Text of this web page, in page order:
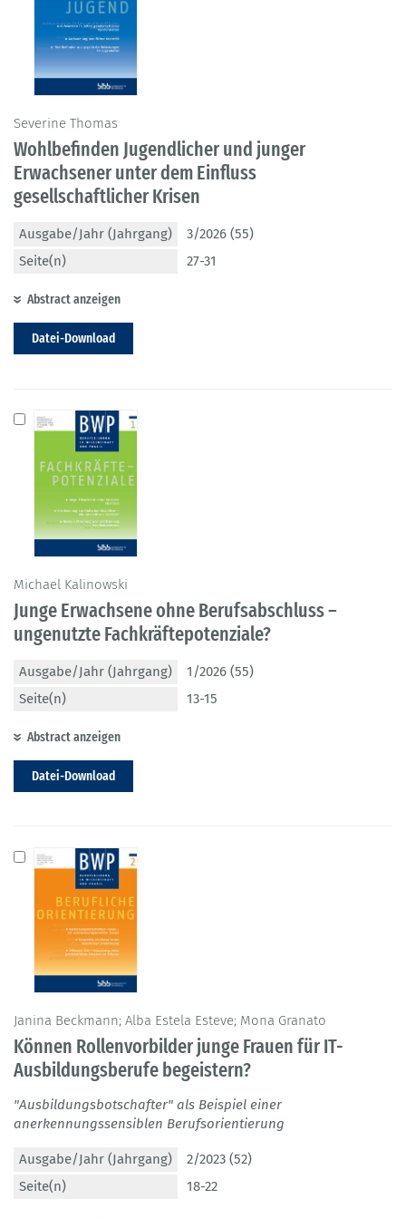
Severine Thomas
Wohlbefinden Jugendlicher und junger
Erwachsener unter dem Einfluss
gesellschaftlicher Krisen
Ausgabe/Jahr (Jahrgang)
3/2026 (55)
Seite(n)
27-31
Abstract anzeigen
Datei-Download
Michael Kalinowski
Junge Erwachsene ohne Berufsabschluss –
ungenutzte Fachkräftepotenziale?
Ausgabe/Jahr (Jahrgang)
1/2026 (55)
Seite(n)
13-15
Abstract anzeigen
Datei-Download
Janina Beckmann; Alba Estela Esteve; Mona Granato
Können Rollenvorbilder junge Frauen für IT-
Ausbildungsberufe begeistern?
"Ausbildungsbotschafter" als Beispiel einer
anerkennungssensiblen Berufsorientierung
Ausgabe/Jahr (Jahrgang)
2/2023 (52)
Seite(n)
18-22